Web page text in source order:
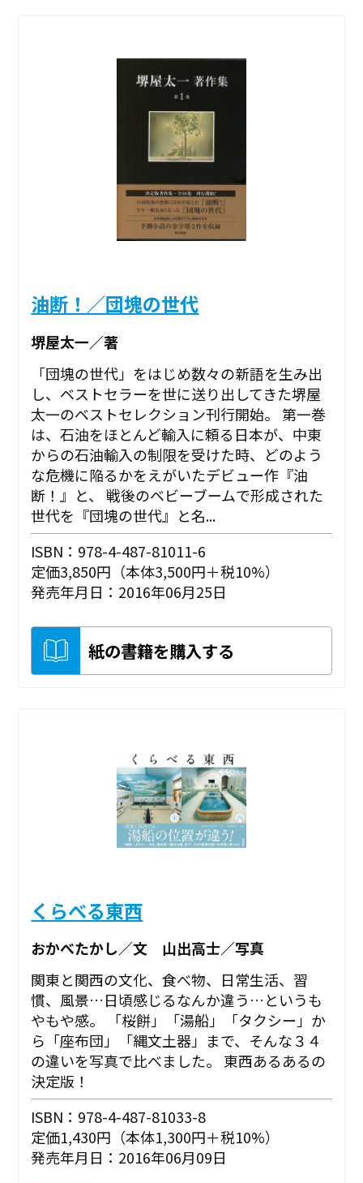
油断！／団塊の世代
堺屋太一／著
「団塊の世代」をはじめ数々の新語を生み出
し、ベストセラーを世に送り出してきた堺屋
太一のベストセレクション刊行開始。 第一巻
は、石油をほとんど輸入に頼る日本が、中東
からの石油輸入の制限を受けた時、どのよう
な危機に陥るかをえがいたデビュー作『油
断！』と、 戦後のベビーブームで形成された
世代を『団塊の世代』と名...
ISBN：978-4-487-81011-6
定価3,850円（本体3,500円＋税10%）
発売年月日：2016年06月25日
紙の書籍を購入する
くらべる東西
おかべたかし／文 山出高士／写真
関東と関西の文化、食べ物、日常生活、習
慣、風景…日頃感じるなんか違う…というも
やもや感。 「桜餅」「湯船」「タクシー」か
ら「座布団」「縄文土器」まで、そんな３４
の違いを写真で比べました。 東西あるあるの
決定版！
ISBN：978-4-487-81033-8
定価1,430円（本体1,300円＋税10%）
発売年月日：2016年06月09日